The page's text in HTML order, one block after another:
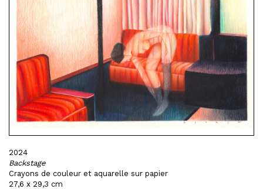
2024
Backstage
Crayons de couleur et aquarelle sur papier
27,6 x 29,3 cm